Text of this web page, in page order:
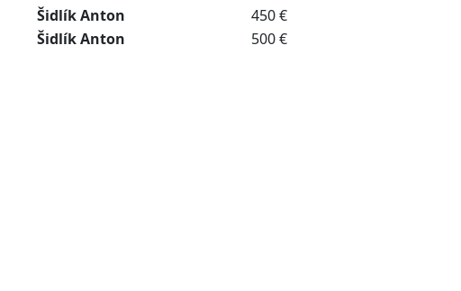
Šidlík Anton
450 €
Šidlík Anton
500 €